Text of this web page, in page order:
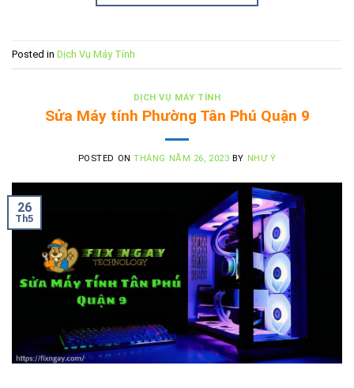
Posted in Dịch Vụ Máy Tính
DỊCH VỤ MÁY TÍNH
Sửa Máy tính Phường Tân Phú Quận 9
POSTED ONTHÁNG NĂM 26, 2023 BY NHƯ Ý
26
Th5